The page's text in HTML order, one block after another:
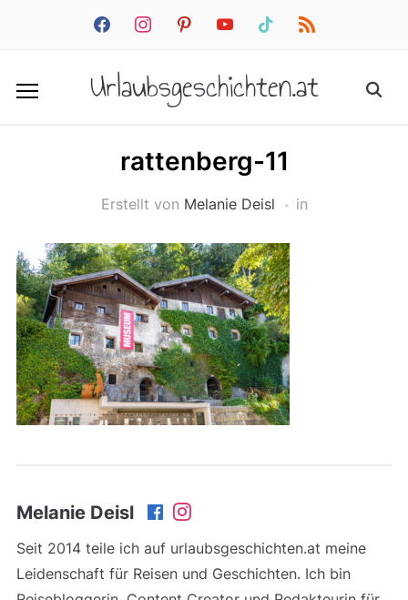
facebookinstagrampinterestyoutube tiktok rss
Urlaubsgeschichten.at
rattenberg-11
Erstellt von Melanie Deisl in
Melanie Deisl
Seit 2014 teile ich auf urlaubsgeschichten.at meine
Leidenschaft für Reisen und Geschichten. Ich bin